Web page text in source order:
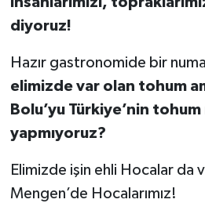
diyoruz!
Hazır gastronomide bir
elimizde var olan tohum
Bolu’yu Türkiye’nin
yapmıyoruz?
Elimizde işin ehli Hocalar da
Mengen’de Hocalarımız!